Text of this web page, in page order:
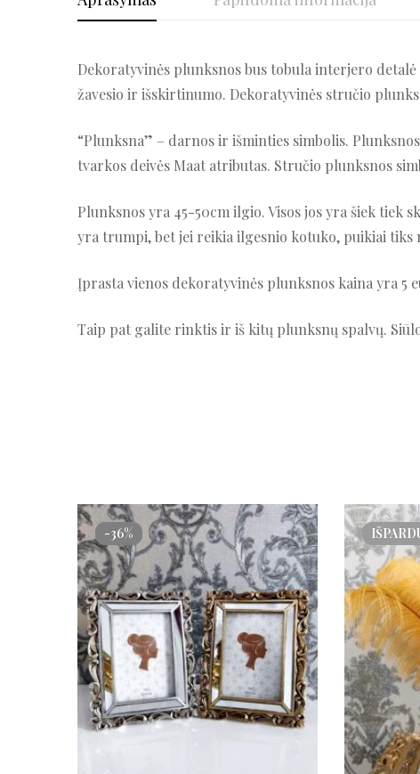
Dekoratyvinės plunksnos bus tobula interjero
žavesio ir išskirtinumo. Dekoratyvinės stručio
“Plunksna” – darnos ir išminties simbolis.
tvarkos deivės Maat atributas. Stručio plunksnos
Plunksnos yra 45-50cm ilgio. Visos jos yra šiek
yra trumpi, bet jei reikia ilgesnio kotuko, puikiai
Įprasta vienos dekoratyvinės plunksnos kaina yra 5
Taip pat galite rinktis ir iš kitų plunksnų spalvų.
-36%